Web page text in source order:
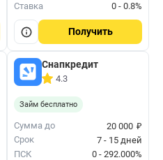
Ставка
0 - 0.8%
Получить
Снапкредит
4.3
Займ бесплатно
Сумма до 20 000 ₽
Срок
7 - 15 дней
ПСК
0 - 292.000%